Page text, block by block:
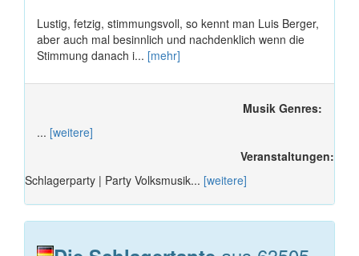
Lustig, fetzig, stimmungsvoll, so kennt man Luis Berger,
aber auch mal besinnlich und nachdenklich wenn die
Stimmung danach i... [mehr]
Musik Genres:
... [weitere]
Veranstaltungen:
Schlagerparty | Party Volksmusik... [weitere]